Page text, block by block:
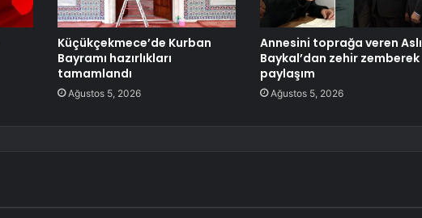
Küçükçekmece’de Kurban
Bayramı hazırlıkları
tamamlandı
Ağustos 5, 2026
Annesini toprağa veren Aslı
Baykal’dan zehir zemberek
paylaşım
Ağustos 5, 2026